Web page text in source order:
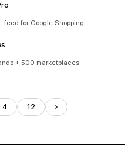
for Google Shopping.
+ 500 marketplaces
4 12